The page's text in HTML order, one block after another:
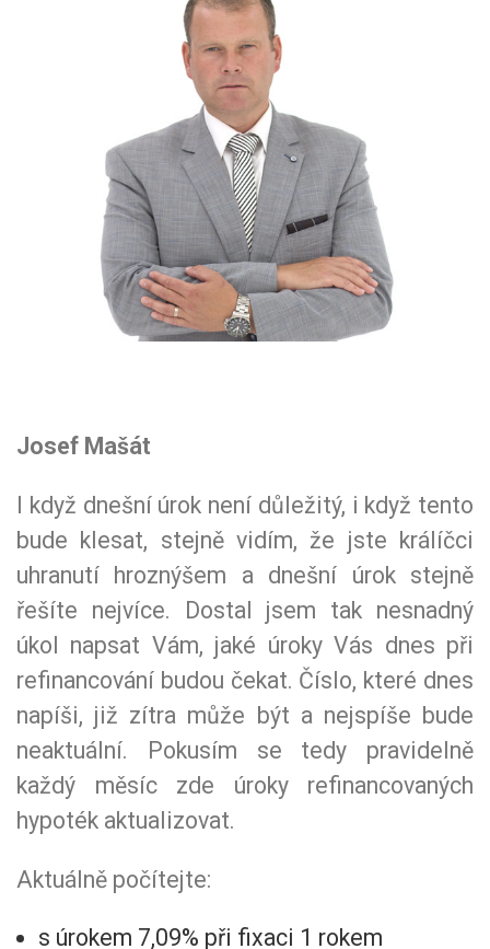
Josef Mašát
I když dnešní úrok není důležitý, i když tento
bude klesat, stejně vidím, že jste králíčci
uhranutí hroznýšem a dnešní úrok stejně
řešíte nejvíce. Dostal jsem tak nesnadný
úkol napsat Vám, jaké úroky Vás dnes při
refinancování budou čekat. Číslo, které dnes
napíši, již zítra může být a nejspíše bude
neaktuální. Pokusím se tedy pravidelně
každý měsíc zde úroky refinancovaných
hypoték aktualizovat.
Aktuálně počítejte:
s úrokem 7,09% při fixaci 1 rokem